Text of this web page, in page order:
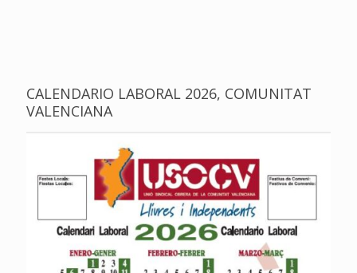
CALENDARIO LABORAL 2026, COMUNITAT
VALENCIANA